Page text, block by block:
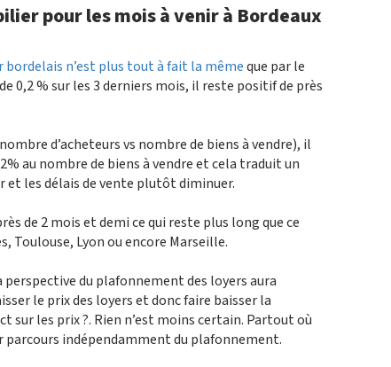
pour les mois à venir à Bordeaux
n’est plus tout à fait la mêmeque par le
0,2 % sur les 3 derniers mois, il reste positif de près
d’acheteurs vs nombre de biens à vendre), il
au nombre de biens à vendre et cela traduit un
et les délais de vente plutôt diminuer.
de 2 mois et demi ce qui reste plus long que ce
Toulouse, Lyon ou encore Marseille.
du plafonnement des loyers aura
le prix des loyers et donc faire baisser la
les prix ?. Rien n’est moins certain. Partout où
indépendamment du plafonnement.